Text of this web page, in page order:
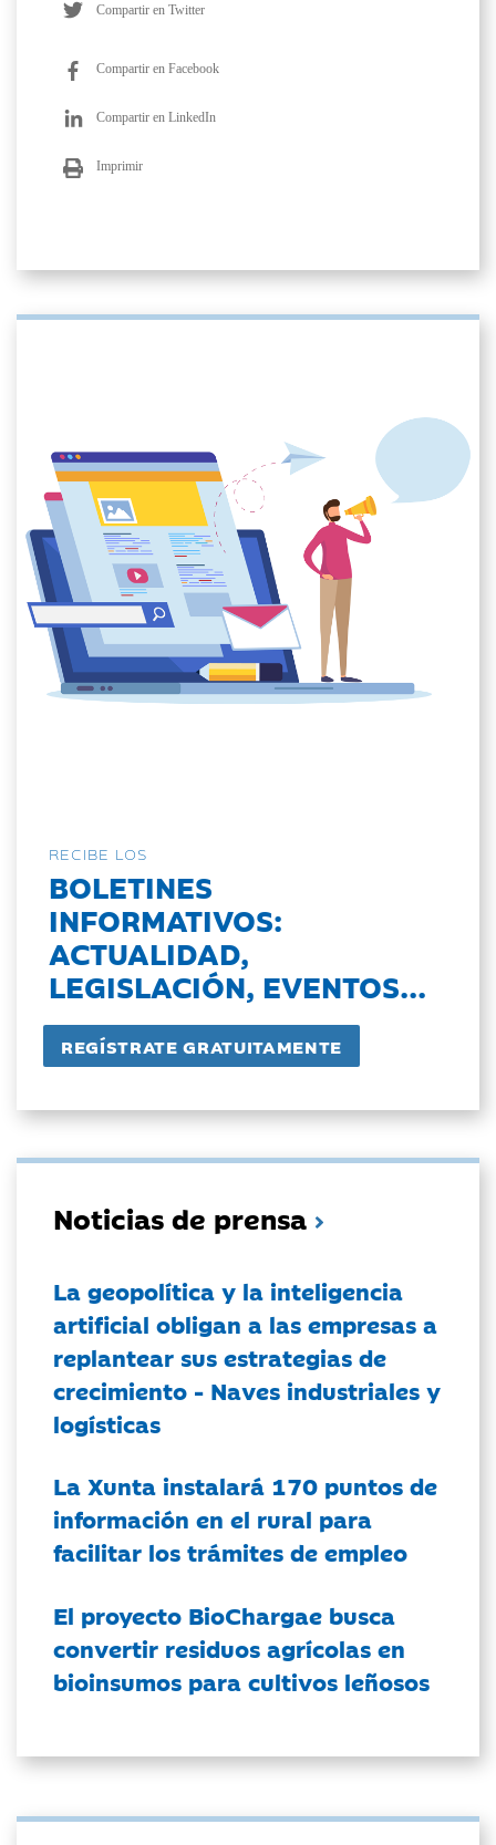
Compartir en Twitter
Compartir en Facebook
Compartir en LinkedIn
Imprimir
RECIBE LOS
BOLETINES
INFORMATIVOS:
ACTUALIDAD,
LEGISLACIÓN, EVENTOS...
Noticias de prensa
La geopolítica y la inteligencia
artificial obligan a las empresas a
replantear sus estrategias de
crecimiento - Naves industriales y
logísticas
La Xunta instalará 170 puntos de
información en el rural para
facilitar los trámites de empleo
El proyecto BioChargae busca
convertir residuos agrícolas en
bioinsumos para cultivos leñosos